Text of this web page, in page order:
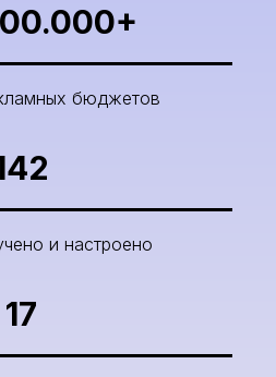
бюджетов
и настроено
17